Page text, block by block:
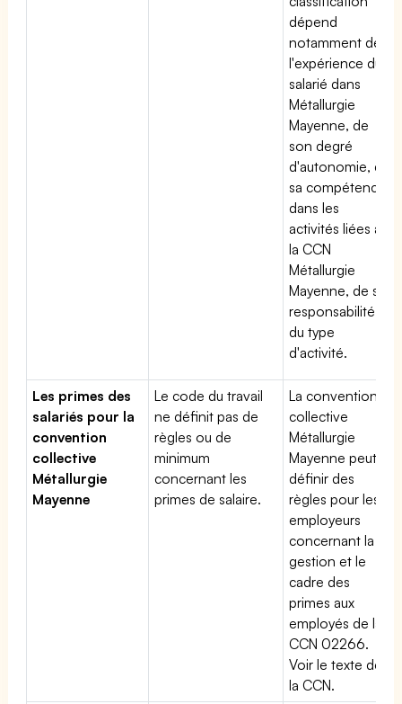
dépend
notamment de
l'expérience du
salarié dans
Métallurgie
Mayenne, de
son degré
d'autonomie, de
sa compétence
dans les
activités liées à
la CCN
Métallurgie
Mayenne, de sa
responsabilité et
du type
d'activité.
Les primes des
salariés pour la
convention
collective
Métallurgie
Mayenne
Le code du travail
ne définit pas de
règles ou de
minimum
concernant les
primes de salaire.
La convention
collective
Métallurgie
Mayenne peut
définir des
règles pour les
employeurs
concernant la
gestion et le
cadre des
primes aux
employés de la
CCN 02266.
Voir le texte de
la CCN.